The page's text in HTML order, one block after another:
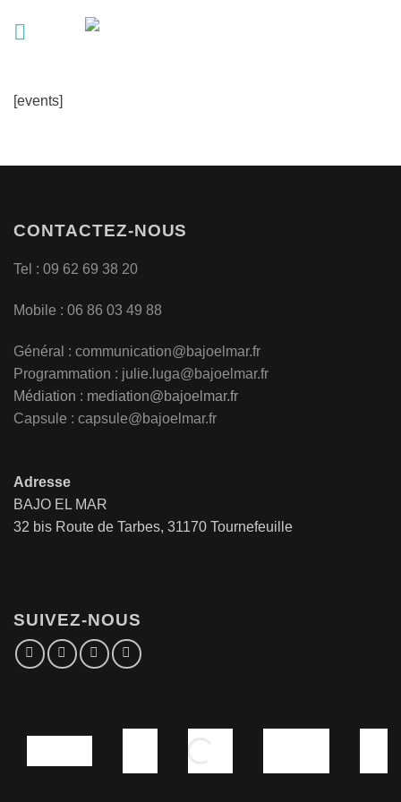
[events]
CONTACTEZ-NOUS
Tel : 09 62 69 38 20
Mobile : 06 86 03 49 88
Général : communication@bajoelmar.fr
Programmation : julie.luga@bajoelmar.fr
Médiation : mediation@bajoelmar.fr
Capsule : capsule@bajoelmar.fr
Adresse
BAJO EL MAR
32 bis Route de Tarbes, 31170 Tournefeuille
SUIVEZ-NOUS